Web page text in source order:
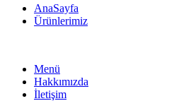
AnaSayfa
Ürünlerimiz
Menü
Hakkımızda
İletişim